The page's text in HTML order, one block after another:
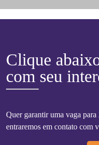
Clique
com seu
Quer garantir uma vaga
entraremos em contato com